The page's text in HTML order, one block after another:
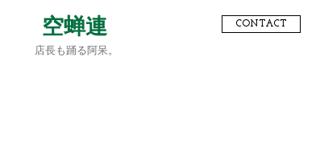
空蝉連
店長も踊る阿呆。
CONTACT